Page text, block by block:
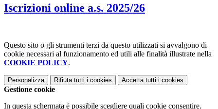
Iscrizioni online a.s. 2025/26
Questo sito o gli strumenti terzi da questo utilizzati si avvalgono di
cookie necessari al funzionamento ed utili alle finalità illustrate nella
COOKIE POLICY.
Personalizza Rifiuta tutti i cookies Accetta tutti i cookies
Gestione cookie
In questa schermata è possibile scegliere quali cookie consentire.